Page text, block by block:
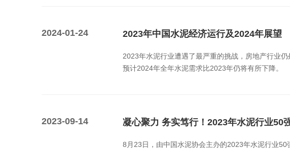
2024-01-24 2023年中国水泥经济运行及2024年展望
2023年水泥行业遭遇了最严重的挑战，房地产行业
预计2024年全年水泥需求比2023年仍将有所下降。
2023-09-14 凝心聚力 务实笃行！2023年水泥行业50
8月23日，由中国水泥协会主办的2023年水泥行业